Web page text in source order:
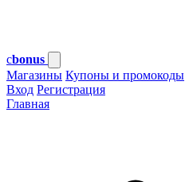
cbonus
Магазины Купоны и промокоды
Вход Регистрация
Главная